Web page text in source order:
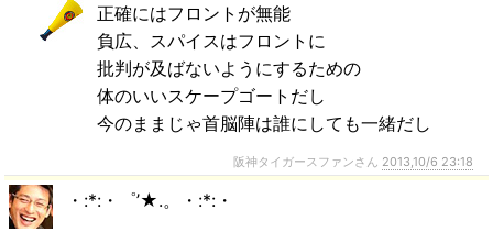
正確にはフロントが無能
負広、スパイスはフロントに
批判が及ばないようにするための
体のいいスケープゴートだし
今のままじゃ首脳陣は誰にしても一緒だし
阪神タイガースファンさん 2013,10/6 23:18
・:*:・゜’★.。・:*:・